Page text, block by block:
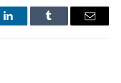
LinkedInTumblr Email